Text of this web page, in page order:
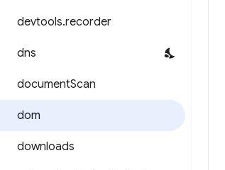
devtools.recorder
dns
documentScan
dom
downloads